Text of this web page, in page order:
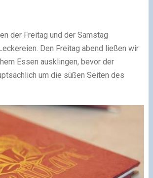
der Freitag und der Samstag
Den Freitag abend ließen wir
Essen ausklingen, bevor der
um die süßen Seiten des